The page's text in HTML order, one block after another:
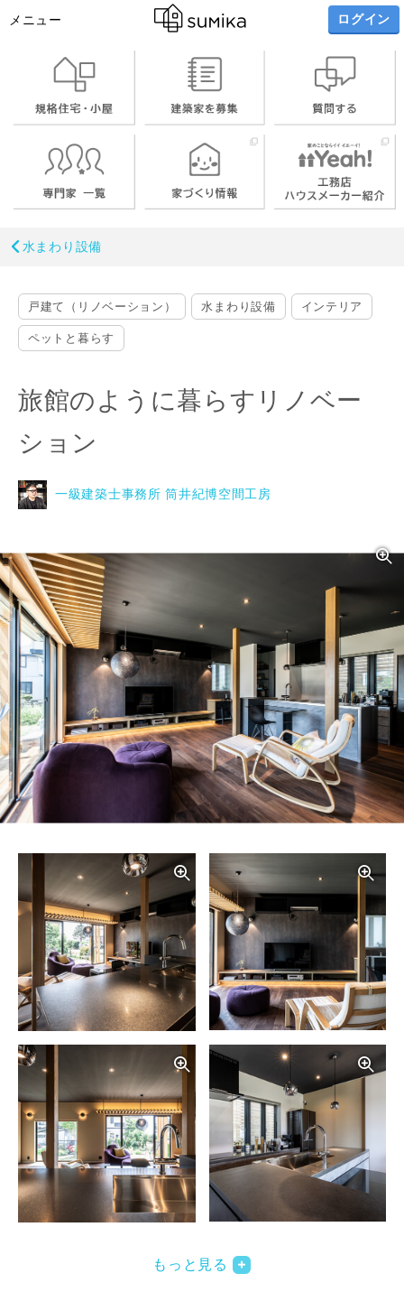
メニュー ログイン
水まわり設備
戸建て（リノベーション） 水まわり設備 インテリア
ペットと暮らす
旅館のように暮らすリノベー
ション
一級建築士事務所 筒井紀博空間工房
写真を拡大する
写真を拡大する
もっと見る